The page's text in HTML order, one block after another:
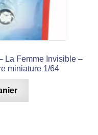
La Femme Invisible –
miniature 1/64